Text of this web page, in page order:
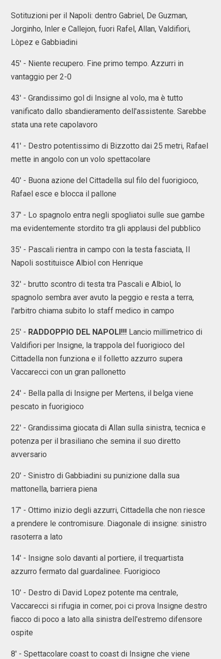
Sotituzioni per il Napoli: dentro Gabriel, De Guzman,
Jorginho, Inler e Callejon, fuori Rafel, Allan, Valdifiori,
Lòpez e Gabbiadini
45' - Niente recupero. Fine primo tempo. Azzurri in
vantaggio per 2-0
43' - Grandissimo gol di Insigne al volo, ma è tutto
vanificato dallo sbandieramento dell'assistente. Sarebbe
stata una rete capolavoro
41' - Destro potentissimo di Bizzotto dai 25 metri, Rafael
mette in angolo con un volo spettacolare
40' - Buona azione del Cittadella sul filo del fuorigioco,
Rafael esce e blocca il pallone
37' - Lo spagnolo entra negli spogliatoi sulle sue gambe
ma evidentemente stordito tra gli applausi del pubblico
35' - Pascali rientra in campo con la testa fasciata, Il
Napoli sostituisce Albiol con Henrique
32' - brutto scontro di testa tra Pascali e Albiol, lo
spagnolo sembra aver avuto la peggio e resta a terra,
l'arbitro chiama subito lo staff medico in campo
25' - RADDOPPIO DEL NAPOLI!!! Lancio millimetrico di
Valdifiori per Insigne, la trappola del fuorigioco del
Cittadella non funziona e il folletto azzurro supera
Vaccarecci con un gran pallonetto
24' - Bella palla di Insigne per Mertens, il belga viene
pescato in fuorigioco
22' - Grandissima giocata di Allan sulla sinistra, tecnica e
potenza per il brasiliano che semina il suo diretto
avversario
20' - Sinistro di Gabbiadini su punizione dalla sua
mattonella, barriera piena
17' - Ottimo inizio degli azzurri, Cittadella che non riesce
a prendere le contromisure. Diagonale di insigne: sinistro
rasoterra a lato
14' - Insigne solo davanti al portiere, il trequartista
azzurro fermato dal guardalinee. Fuorigioco
10' - Destro di David Lopez potente ma centrale,
Vaccarecci si rifugia in corner, poi ci prova Insigne destro
fiacco di poco a lato alla sinistra dell'estremo difensore
ospite
8' - Spettacolare coast to coast di Insigne che viene